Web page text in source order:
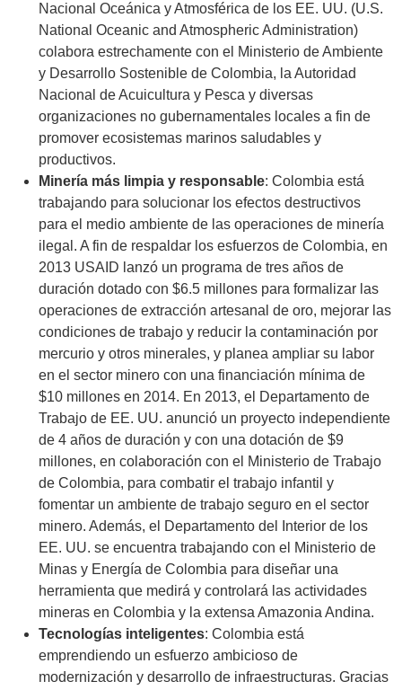
Nacional Oceánica y Atmosférica de los EE. UU. (U.S.
National Oceanic and Atmospheric Administration)
colabora estrechamente con el Ministerio de Ambiente
y Desarrollo Sostenible de Colombia, la Autoridad
Nacional de Acuicultura y Pesca y diversas
organizaciones no gubernamentales locales a fin de
promover ecosistemas marinos saludables y
productivos.
Minería más limpia y responsable: Colombia está
trabajando para solucionar los efectos destructivos
para el medio ambiente de las operaciones de minería
ilegal. A fin de respaldar los esfuerzos de Colombia, en
2013 USAID lanzó un programa de tres años de
duración dotado con $6.5 millones para formalizar las
operaciones de extracción artesanal de oro, mejorar las
condiciones de trabajo y reducir la contaminación por
mercurio y otros minerales, y planea ampliar su labor
en el sector minero con una financiación mínima de
$10 millones en 2014. En 2013, el Departamento de
Trabajo de EE. UU. anunció un proyecto independiente
de 4 años de duración y con una dotación de $9
millones, en colaboración con el Ministerio de Trabajo
de Colombia, para combatir el trabajo infantil y
fomentar un ambiente de trabajo seguro en el sector
minero. Además, el Departamento del Interior de los
EE. UU. se encuentra trabajando con el Ministerio de
Minas y Energía de Colombia para diseñar una
herramienta que medirá y controlará las actividades
mineras en Colombia y la extensa Amazonia Andina.
Tecnologías inteligentes: Colombia está
emprendiendo un esfuerzo ambicioso de
modernización y desarrollo de infraestructuras. Gracias